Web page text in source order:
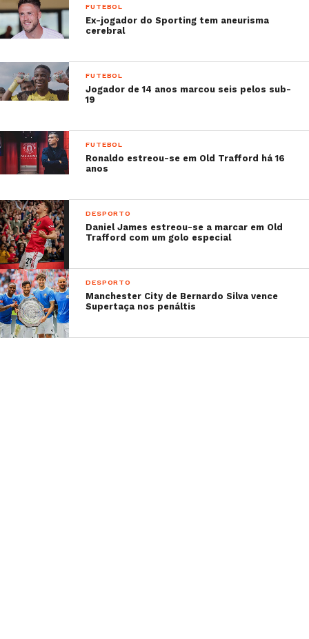
FUTEBOL
Ex-jogador do Sporting tem aneurisma
cerebral
FUTEBOL
Jogador de 14 anos marcou seis pelos sub-
19
FUTEBOL
Ronaldo estreou-se em Old Trafford há 16
anos
DESPORTO
Daniel James estreou-se a marcar em Old
Trafford com um golo especial
DESPORTO
Manchester City de Bernardo Silva vence
Supertaça nos penáltis